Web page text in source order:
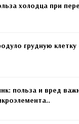
холодца при
грудную
польза и вред